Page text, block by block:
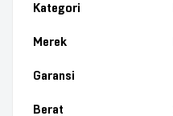
Kategori
Merek
Garansi
Berat